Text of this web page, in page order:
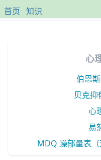
首页 知识
心
伯恩
贝克抑
心
易
MDQ 躁郁量表（